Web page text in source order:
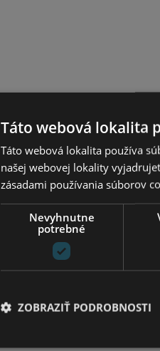
Táto webová lokalita
Táto webová lokalita používa
našej webovej lokality
zásadami používania súborov
Nevyhnutne
potrebné
ZOBRAZIŤ PODROBNOSTI